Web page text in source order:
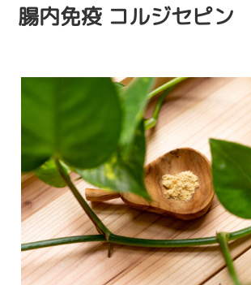
腸内免疫 コルジセピン